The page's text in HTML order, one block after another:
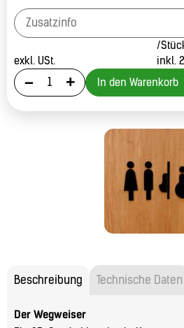
/
exkl. USt.
inkl.
- + In den Warenkorb
Beschreibung Technische Daten
Der Wegweiser